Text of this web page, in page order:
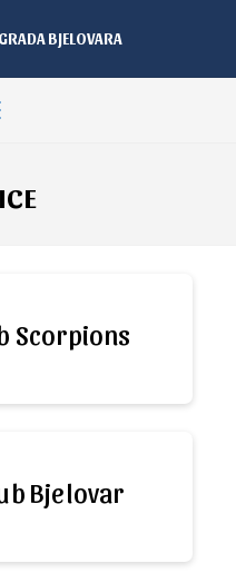
BJELOVARA
Scorpions
Bjelovar